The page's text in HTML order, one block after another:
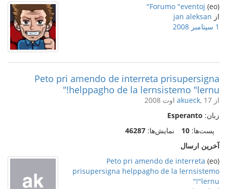
(eo)
Forumo "eventoj"
از jan aleksan
1 سپتامبر 2008
Peto pri amendo de interreta prisupersigna
helppagho de la lernsistemo "lernu!"
از akueck, 17 اوت 2008
زبان: Esperanto
پست‌ها: 10 نمایش‌ها: 46287
آخرین ارسال
(eo)
Peto pri amendo de interreta
prisupersigna helppagho de la lernsistemo
"lernu!"